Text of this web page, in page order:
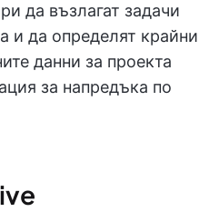
да възлагат задачи
и да определят крайни
данни за проекта
за напредъка по